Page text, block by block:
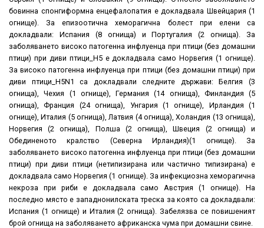
бовинна спонгиформна енцефалопатия е докладвала Швейцария (1
огнище). За епизоотична хеморагична болест при елени са
докладвали: Испания (8 огнища) и Португалия (2 огнища). За
заболяването високо патогенна инфлуенца при птици (без домашни
птици) при диви птици_H5 е докладвала само Норвегия (1 огнище).
За високо патогенна инфлуенца при птици (без домашни птици) при
диви птици_H5N1 са докладвали следните държави: Белгия (3
огнища), Чехия (1 огнище), Германия (14 огнища), Финландия (5
огнища), Франция (24 огнища), Унгария (1 огнище), Ирландия (1
огнище), Италия (5 огнища), Латвия (4 огнища), Холандия (13 огнища),
Норвегия (2 огнища), Полша (2 огнища), Швеция (2 огнища) и
Обединеното кралство (Северна Ирландия)(1 огнище). За
заболяването високо патогенна инфлуенца при птици (без домашни
птици) при диви птици (нетипизирана или частично типизирана) е
докладвала само Норвегия (1 огнище). За инфекциозна хеморагична
некроза при риби е докладвала само Австрия (1 огнище). На
последно място е западнонилската треска за която са докладвали:
Испания (1 огнище) и Италия (2 огнища). Забелязва се повишеният
брой огнища на заболяването африканска чума при домашни свине.